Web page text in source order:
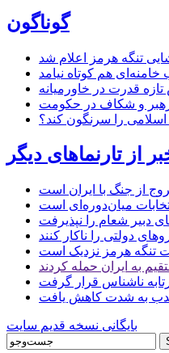
گوناگون
هم کوتاه نیامد
قدرت در خاورمیانه
رهبر و شکاف در حکومت
را سرنگون کند؟
از تارنماهای دیگر
از جنگ با ایران است
میان‌دوره‌ای است
دبیر شعام را نپذیرفت
تنگه هرمز نزدیک است
به ایران حمله کردند
ناشناس قرار گرفت
به شدت کاهش یافت
بایگانی نسخه قدیم سایت